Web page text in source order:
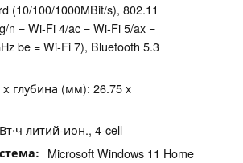
(10/100/1000MBit/s), 802.11
n = Wi-Fi 4/ac = Wi-Fi 5/ax =
be = Wi-Fi 7), Bluetooth 5.3
глубина (мм): 26.75 x
литий-ион., 4-cell
Microsoft Windows 11 Home